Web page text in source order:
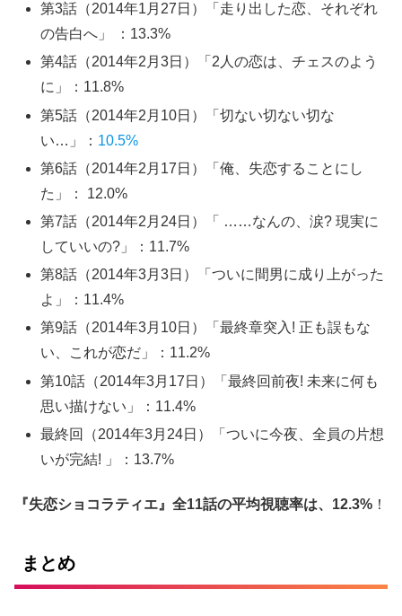
第3話（2014年1月27日）「走り出した恋、それぞれ
の告白へ」 ：13.3%
第4話（2014年2月3日）「2人の恋は、チェスのよう
に」：11.8%
第5話（2014年2月10日）「切ない切ない切な
い…」： 10.5%
第6話（2014年2月17日）「俺、失恋することにし
た」： 12.0%
第7話（2014年2月24日）「 ……なんの、涙? 現実に
していいの?」：11.7%
第8話（2014年3月3日）「ついに間男に成り上がった
よ」：11.4%
第9話（2014年3月10日）「最終章突入! 正も誤もな
い、これが恋だ」：11.2%
第10話（2014年3月17日）「最終回前夜! 未来に何も
思い描けない」：11.4%
最終回（2014年3月24日）「ついに今夜、全員の片想
いが完結! 」：13.7%
『失恋ショコラティエ』全11話の平均視聴率は、12.3% ！
まとめ